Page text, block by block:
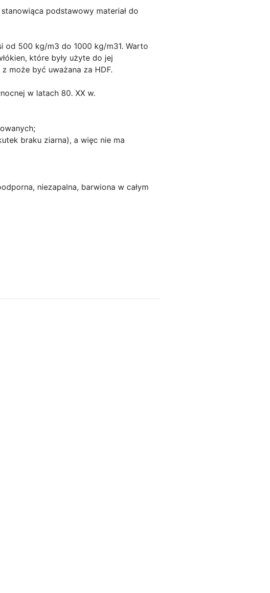
podstawowy materiał do
od 500 kg/m3 do 1000 kg/m31. Warto
które były użyte do jej
może być uważana za HDF.
w latach 80. XX w.
braku ziarna), a więc nie ma
niezapalna, barwiona w całym